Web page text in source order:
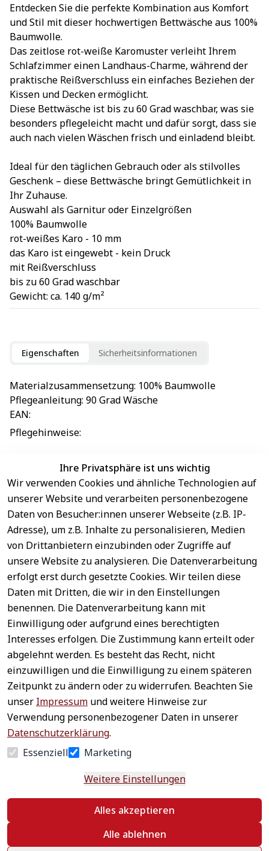
Entdecken Sie die perfekte Kombination aus Komfort
und Stil mit dieser hochwertigen Bettwäsche aus 100%
Baumwolle.
Das zeitlose rot-weiße Karomuster verleiht Ihrem
Schlafzimmer einen Landhaus-Charme, während der
praktische Reißverschluss ein einfaches Beziehen der
Kissen und Decken ermöglicht.
Diese Bettwäsche ist bis zu 60 Grad waschbar, was sie
besonders pflegeleicht macht und dafür sorgt, dass sie
auch nach vielen Wäschen frisch und einladend bleibt.
Ideal für den täglichen Gebrauch oder als stilvolles
Geschenk – diese Bettwäsche bringt Gemütlichkeit in
Ihr Zuhause.
Auswahl als Garnitur oder Einzelgrößen
100% Baumwolle
rot-weißes Karo - 10 mm
das Karo ist eingewebt - kein Druck
mit Reißverschluss
bis zu 60 Grad waschbar
Gewicht: ca. 140 g/m²
Eigenschaften Sicherheitsinformationen
Materialzusammensetzung: 100% Baumwolle
Pflegeanleitung: 90 Grad Wäsche
EAN:
Pflegehinweise:
EU-Verantwortliche Person - klicken Sie für Details
Ihre Privatsphäre ist uns wichtig
Wir verwenden Cookies und ähnliche Technologien auf
unserer Website und verarbeiten personenbezogene
Daten von Besucher:innen unserer Webseite (z.B. IP-
Adresse), um z.B. Inhalte zu personalisieren, Medien
von Drittanbietern einzubinden oder Zugriffe auf
unsere Website zu analysieren. Die Datenverarbeitung
erfolgt erst durch gesetzte Cookies. Wir teilen diese
Daten mit Dritten, die wir in den Einstellungen
benennen. Die Datenverarbeitung kann mit
Einwilligung oder aufgrund eines berechtigten
Interesses erfolgen. Die Zustimmung kann erteilt oder
abgelehnt werden. Es besteht das Recht, nicht
einzuwilligen und die Einwilligung zu einem späteren
Zeitpunkt zu ändern oder zu widerrufen. Beachten Sie
unser Impressum und weitere Hinweise zur
Verwendung personenbezogener Daten in unserer
Datenschutzerklärung.
Essenziell
Marketing
Weitere Einstellungen
Alles akzeptieren
Alle ablehnen
Rechtliches
AGB
Impressum
Datenschutz
Widerrufsrecht
Widerrufsform
ular
Service
Kontakt
Registrieren
Zahlung &
Versand
Newsletter
abonnieren
Häufige
Fragen
Sichere
Zahlungsar
ten
Schneller
Versand
Vertrag